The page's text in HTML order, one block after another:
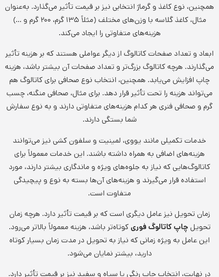
همچنین، نوع کاغذ و گرماژ انتخابی نیز بر قیمت تأثیر می‌گذارد. به‌عنوان
مثال، کاغذ گلاسه با وزن‌های مختلف (مثلاً ۱۳۵ گرم، ۲۰۰ گرم و …)
هزینه‌های متفاوتی را ایجاد می‌کند.
ابعاد و تعداد صفحات کاتالوگ از دیگر عواملی هستند که بر هزینه تأثیر
می‌گذارند. هرچه کاتالوگ بزرگ‌تر و تعداد صفحات آن بیشتر باشد، هزینه
چاپ افزایش می‌یابد. همچنین، انتخاب نوع صحافی برای کاتالوگ هم
می‌تواند هزینه را تحت تأثیر قرار دهد. برای مثال، صحافی منگنه، چسب
گرم و صحافی فنری هر کدام هزینه‌های متفاوتی دارند و به نوع سفارش
شما بستگی دارند.
خدمات تکمیلی مانند یووی، لمینیت و سلفون کشی نیز می‌توانند
هزینه‌های اضافی به همراه داشته باشند. این خدمات معمولاً برای
کاتالوگ‌هایی که نیاز به جلوه‌های ویژه و ماندگاری بیشتر دارند، مورد
استفاده قرار می‌گیرند و هزینه‌های آن‌ها بسته به نوع و پیچیدگی
متفاوت است.
زمان تحویل نیز عامل دیگری است که بر قیمت تأثیر دارد. هرچه زمان
تحویلچاپ کاتالوگ فوری کوتاه‌تر باشد، هزینه معمولاً بالاتر می‌رود.
این عامل به ویژه زمانی که نیاز به تحویل در مدت زمان بسیار کوتاه
دارید، بیشتر نمایان می‌شود.
در نهایت، انتخاب چاپ رنگی یا سیاه و سفید نیز بر قیمت تأثیر دارد.